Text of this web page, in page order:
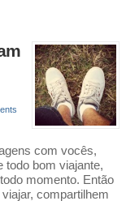
com vocês,
todo bom viajante,
momento. Então
compartilhem